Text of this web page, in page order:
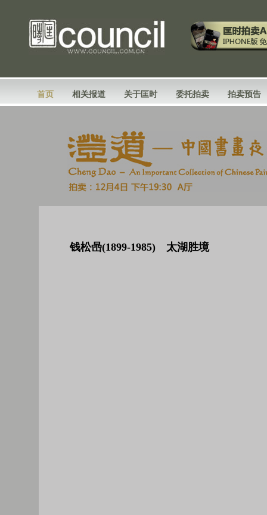
首页 相关报道 关于匡时 委托拍卖 拍卖预告
钱松喦(1899-1985) 太湖胜境